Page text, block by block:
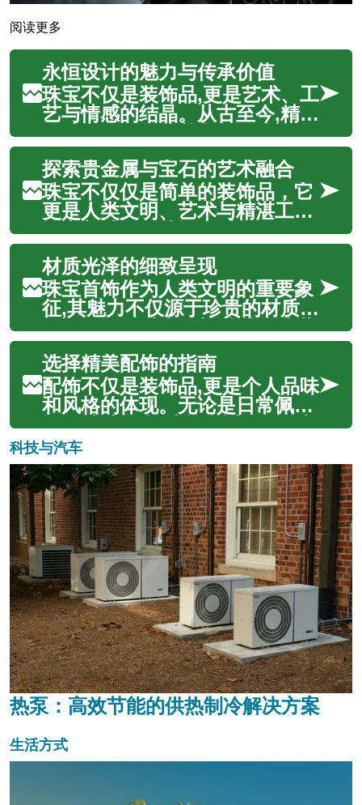
阅读更多
永恒设计的魅力与传承价值
珠宝不仅是装饰品,更是艺术、工
艺与情感的结晶。从古至今,精美
的珠宝作品承载着文化传承、个
人品味和家族记忆。无论是镶嵌
珍贵宝石的戒指,还是手工雕琢的
金属饰品,每一件作品都凝聚着设
计师的匠心与工匠的技艺。在当
代时尚语境中,珠宝已超越单纯
的...
探索贵金属与宝石的艺术融合
珠宝不仅仅是简单的装饰品，它
更是人类文明、艺术与精湛工艺
的完美结晶。从远古时代至今，
贵金属与璀璨宝石的巧妙结合，
已然创造出无数令人叹为观止的
艺术珍品。这些独一无二的作
品，不仅能够彰显佩戴者独特的
个性和高雅品味，更深层次地承
载着丰富的历...
材质光泽的细致呈现
珠宝首饰作为人类文明的重要象
征,其魅力不仅源于珍贵的材质,
更在于工匠对光泽与质感的精湛
把控。从宝石的天然光彩到金属
的细腻抛光,每一件作品都凝聚着
对美的追求与技艺的传承。本文
将深入探讨珠宝制作中材质光泽
的呈现方式,揭示工艺、设计与美
学如...
选择精美配饰的指南
配饰不仅是装饰品,更是个人品味
和风格的体现。无论是日常佩戴
还是特殊场合,选择合适的配饰都
能为整体造型增添亮点。从宝石
的种类到金属材质的选择,从设计
风格到工艺细节,每一个环节都值
得仔细考量。本文将为您详细介
绍如何挑选适合自己的精美配
饰,...
科技与汽车
热泵：高效节能的供热制冷解决方案
生活方式